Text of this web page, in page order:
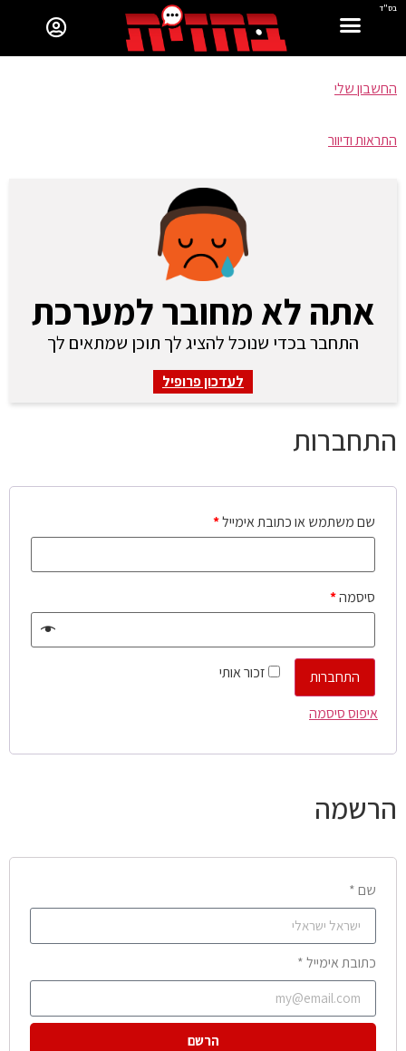
בס"ד
החשבון שלי
התראות ודיוור
אתה לא מחובר למערכת
התחבר בכדי שנוכל להציג לך תוכן שמתאים לך
לעדכון פרופיל
התחברות
שם משתמש או כתובת אימייל*
סיסמה*
זכור אותי
התחברות
איפוס סיסמה
הרשמה
שם *
כתובת אימייל *
הרשם